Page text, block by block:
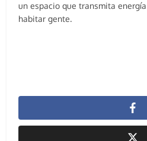
un espacio que transmita
habitar gente.